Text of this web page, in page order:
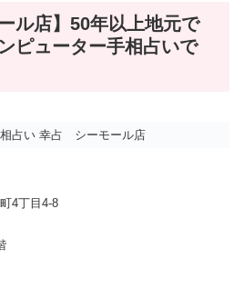
ル店】50年以上地元で
ピューター手相占いで
相占い 幸占 シーモール店
4丁目4-8